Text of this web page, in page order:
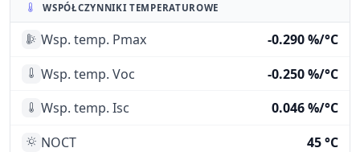
WSPÓŁCZYNNIKI TEMPERATUROWE
Wsp. temp. Pmax
-0.290 %/°C
Wsp. temp. Voc
-0.250 %/°C
Wsp. temp. Isc
0.046 %/°C
NOCT
45 °C